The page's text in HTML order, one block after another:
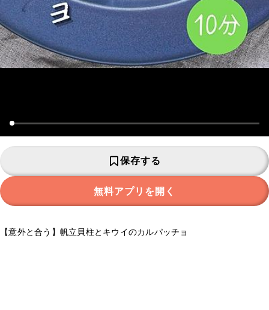
保存する
無料アプリを開く
【意外と合う】帆立貝柱とキウイのカルパッチョ